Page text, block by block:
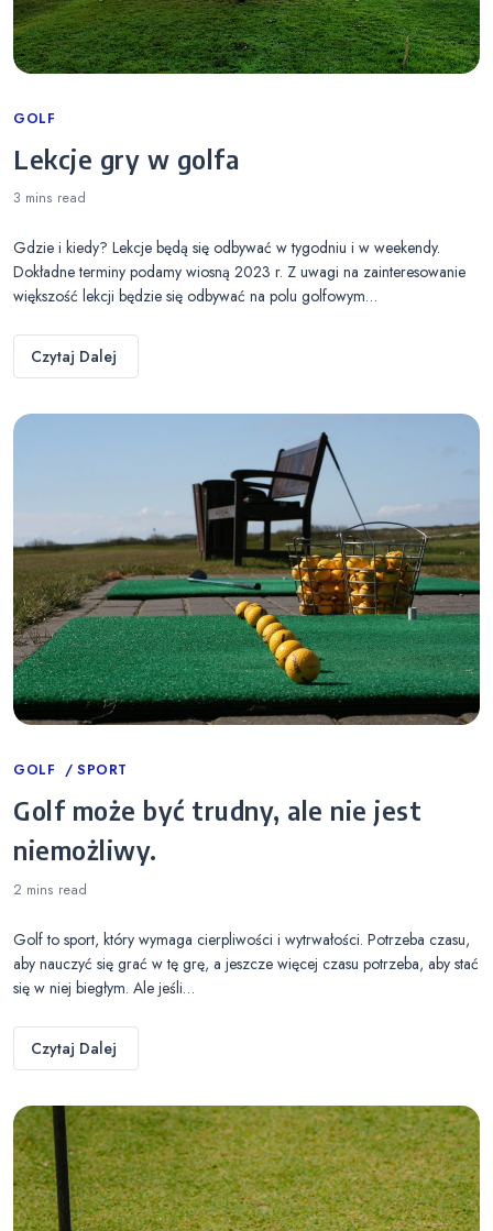
Categories
GOLF
Lekcje gry w golfa
3 mins read
Gdzie i kiedy? Lekcje będą się odbywać w tygodniu i w weekendy.
Dokładne terminy podamy wiosną 2023 r. Z uwagi na zainteresowanie
większość lekcji będzie się odbywać na polu golfowym…
Czytaj Dalej
Categories
GOLF SPORT
Golf może być trudny, ale nie jest
niemożliwy.
2 mins read
Golf to sport, który wymaga cierpliwości i wytrwałości. Potrzeba czasu,
aby nauczyć się grać w tę grę, a jeszcze więcej czasu potrzeba, aby stać
się w niej biegłym. Ale jeśli…
Czytaj Dalej